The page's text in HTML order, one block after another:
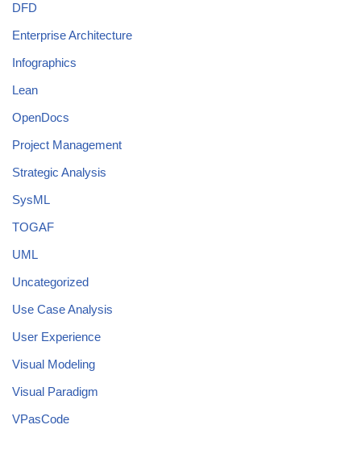
DFD
Enterprise Architecture
Infographics
Lean
OpenDocs
Project Management
Strategic Analysis
SysML
TOGAF
UML
Uncategorized
Use Case Analysis
User Experience
Visual Modeling
Visual Paradigm
VPasCode